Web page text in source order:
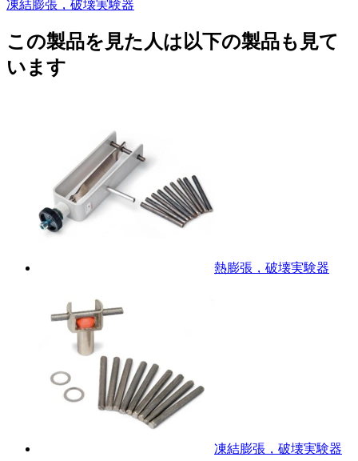
凍結膨張，破壊実験器
この製品を見た人は以下の製品も見て
います
熱膨張，破壊実験器
凍結膨張，破壊実験器